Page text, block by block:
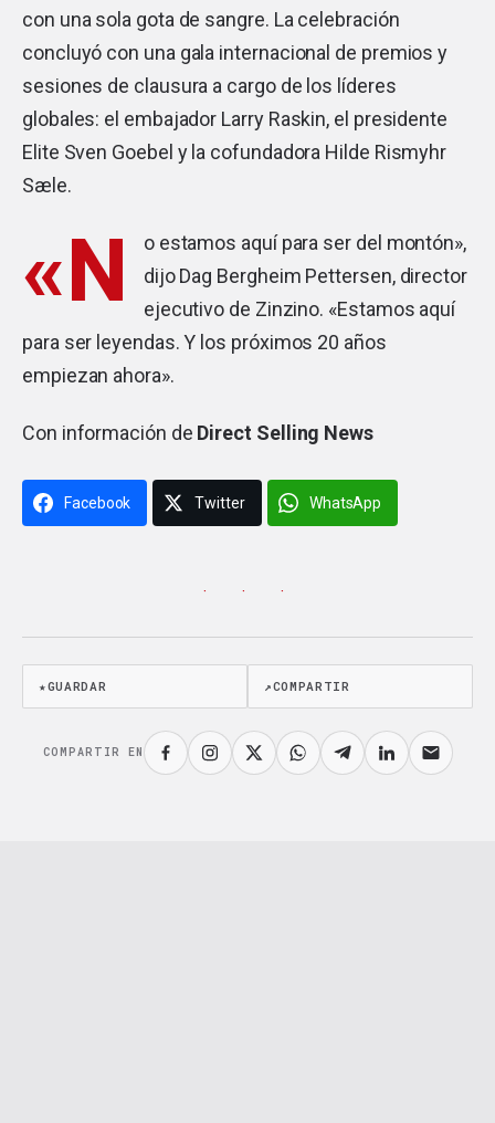
con una sola gota de sangre. La celebración
concluyó con una gala internacional de premios y
sesiones de clausura a cargo de los líderes
globales: el embajador Larry Raskin, el presidente
Elite Sven Goebel y la cofundadora Hilde Rismyhr
Sæle.
«N
o estamos aquí para ser del montón»,
dijo Dag Bergheim Pettersen, director
ejecutivo de Zinzino. «Estamos aquí
para ser leyendas. Y los próximos 20 años
empiezan ahora».
Con información de Direct Selling News
Facebook Twitter WhatsApp
· · ·
★GUARDAR ↗COMPARTIR
COMPARTIR EN